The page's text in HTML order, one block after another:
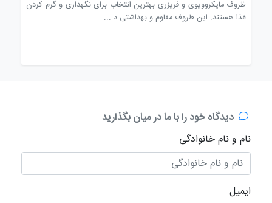
ظروف مایکروویوی و فریزری بهترین انتخاب برای نگهداری و گرم کردن
غذا هستند. این ظروف مقاوم و بهداشتی د ...
دیدگاه خود را با ما در میان بگذارید
نام و نام خانوادگی
ایمیل